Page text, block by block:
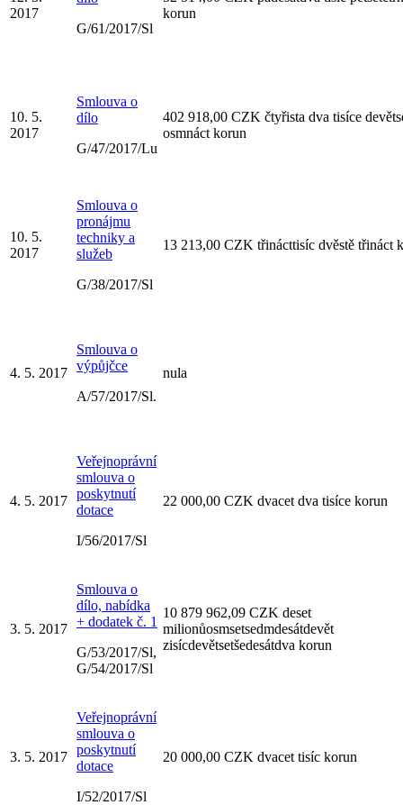
2017
G/61/2017/Sl
korun
10. 5.
2017
Smlouva o
dílo
G/47/2017/Lu
402 918,00 CZK čtyřista dva tisíce
osmnáct korun
10. 5.
2017
Smlouva o
pronájmu
techniky a
služeb
G/38/2017/Sl
13 213,00 CZK třinácttisíc dvěstě třináct
4. 5. 2017
Smlouva o
výpůjčce
A/57/2017/Sl.
nula
4. 5. 2017
Veřejnoprávní
smlouva o
poskytnutí
dotace
I/56/2017/Sl
22 000,00 CZK dvacet dva tisíce korun
3. 5. 2017
Smlouva o
dílo, nabídka
+ dodatek č. 1
G/53/2017/Sl,
G/54/2017/Sl
10 879 962,09 CZK deset
milionůosmsetsedmdesátdevět
zisícdevětsetšedesátdva korun
3. 5. 2017
Veřejnoprávní
smlouva o
poskytnutí
dotace
I/52/2017/Sl
20 000,00 CZK dvacet tisíc korun